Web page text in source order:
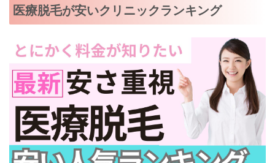
医療脱毛が安いクリニックランキング